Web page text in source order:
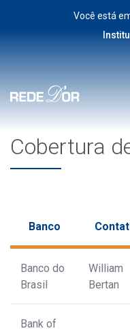
Você está
Cobertura
Banco
Banco do
Brasil
William
Bertan
Bank of